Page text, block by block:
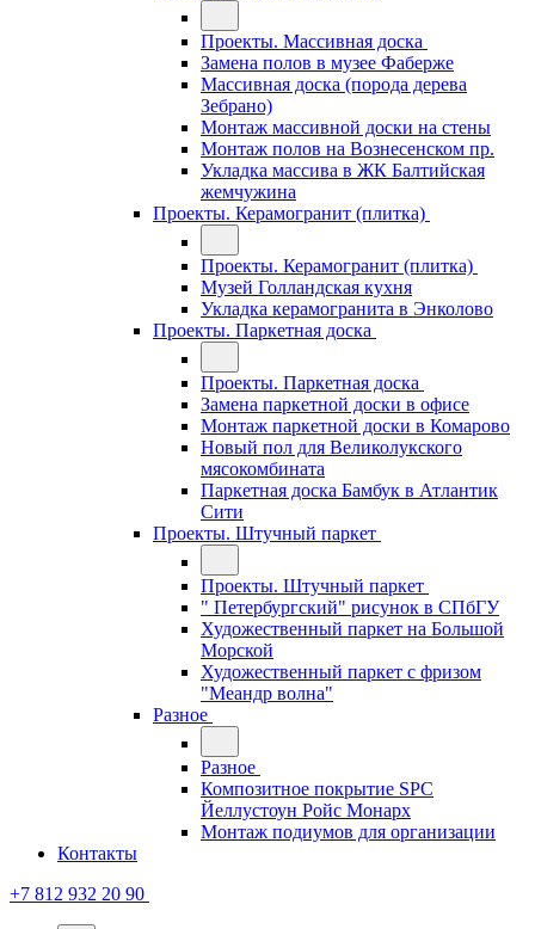
Проекты. Массивная доска
Замена полов в музее Фаберже
Массивная доска (порода дерева
Зебрано)
Монтаж массивной доски на стены
Монтаж полов на Вознесенском пр.
Укладка массива в ЖК Балтийская
жемчужина
Проекты. Керамогранит (плитка)
Проекты. Керамогранит (плитка)
Музей Голландская кухня
Укладка керамогранита в Энколово
Проекты. Паркетная доска
Проекты. Паркетная доска
Замена паркетной доски в офисе
Монтаж паркетной доски в Комарово
Новый пол для Великолукского
мясокомбината
Паркетная доска Бамбук в Атлантик
Сити
Проекты. Штучный паркет
Проекты. Штучный паркет
" Петербургский" рисунок в СПбГУ
Художественный паркет на Большой
Морской
Художественный паркет с фризом
"Меандр волна"
Разное
Разное
Композитное покрытие SPC
Йеллустоун Ройс Монарх
Монтаж подиумов для организации
Контакты
+7 812 932 20 90